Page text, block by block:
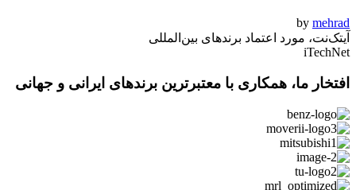
by mehrad
آیتک‌نت، مورد اعتماد برندهای بین‌المللی
iTechNet
افتخار ما، همکاری با معتبرترین برندهای ایرانی و جهانی